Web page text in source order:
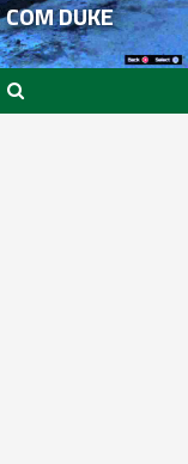
DUKE
Last of Us Limited Edition